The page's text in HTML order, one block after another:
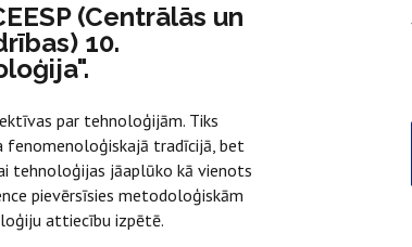
(Centrālās un
10.
par tehnoloģijām. Tiks
fenomenoloģiskajā tradīcijā, bet
tehnoloģijas jāaplūko kā vienots
pievērsīsies metodoloģiskām
attiecību izpētē.